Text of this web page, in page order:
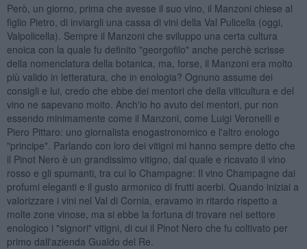
Però, un giorno, prima che avesse il suo vino, il Manzoni chiese al
figlio Pietro, di inviargli una cassa di vini della Val Pulicella (oggi,
Valpolicella). Sempre il Manzoni che sviluppo una certa cultura
enoica con la quale fu definito "georgofilo" anche perchè scrisse
della nomenclatura della botanica, ma, forse, il Manzoni era molto
più valido in letteratura, che in enologia? Ognuno assume dei
consigli e lui, credo che ebbe dei mentori che della viticultura e del
vino ne sapevano moito. Anch'io ho avuto dei mentori, pur non
essendo minimamente come il Manzoni, come Luigi Veronelli e
Piero Pittaro: uno giornalista enogastronomico e l'altro enologo
"principe". Parlando con loro dei vitigni mi hanno sempre detto che
il Pinot Nero è un grandissimo vitigno, dal quale e ricavato il vino
rosso e gli spumanti, tra cui lo Champagne: Il vino Champagne dai
profumi eleganti e il gusto armonico di frutti acerbi. Quando iniziai a
valorizzare i vini nel Val di Cornia, eravamo in ritardo rispetto a
molte zone vinose, ma si ebbe la fortuna di trovare nel settore
enologico i "signori" vitigni, di cui il Pinot Nero che fu coltivato per
primo dall'azienda Gualdo del Re.